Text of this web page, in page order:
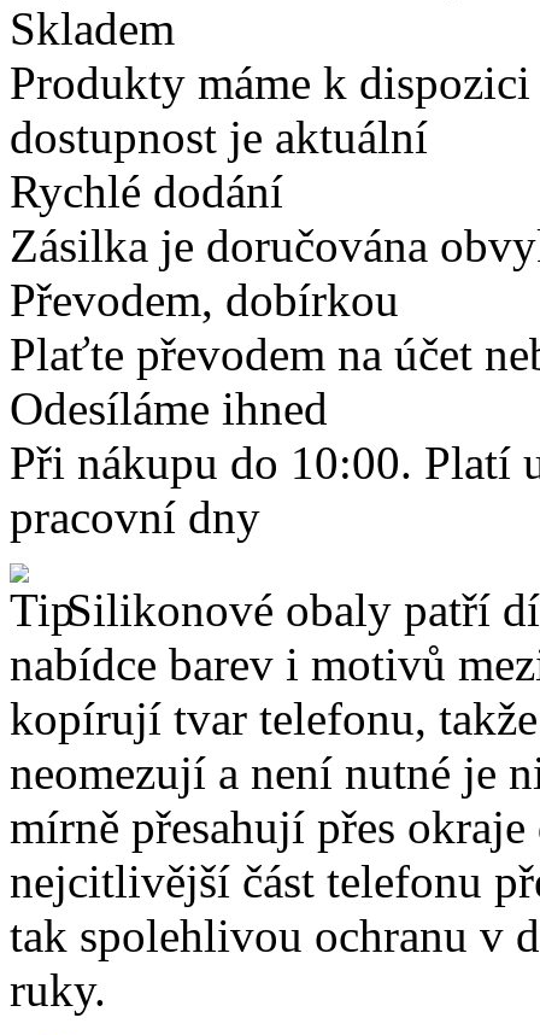
Skladem
Produkty máme k
dostupnost je aktuální
Rychlé dodání
Zásilka je doručována
Převodem, dobírkou
Plaťte převodem na účet
Odesíláme ihned
Při nákupu do 10:00. Platí
pracovní dny
Silikonové obaly patří
nabídce barev i motivů
kopírují tvar telefonu,
neomezují a není nutné je
mírně přesahují přes
nejcitlivější část telefonu
tak spolehlivou ochranu v
ruky.